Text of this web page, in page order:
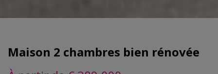
Maison 2 chambres bien rénovée